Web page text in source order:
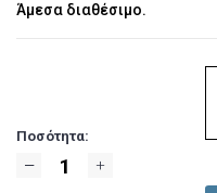
Άμεσα διαθέσιμο.
Ποσότητα: